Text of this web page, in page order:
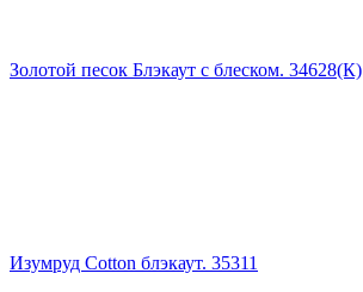
Золотой песок Блэкаут с блеском. 34628(К)
Изумруд Cotton блэкаут. 35311